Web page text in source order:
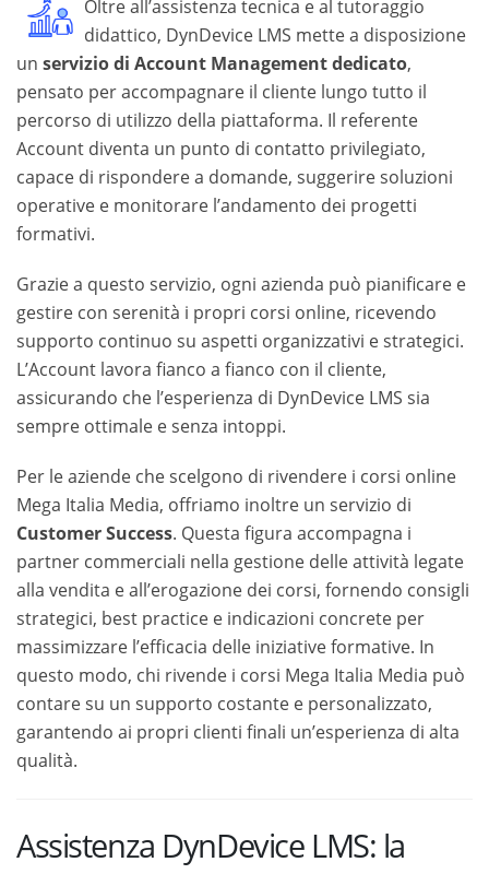
Oltre all’assistenza tecnica e al tutoraggio
didattico, DynDevice LMS mette a disposizione
un servizio di Account Management dedicato,
pensato per accompagnare il cliente lungo tutto il
percorso di utilizzo della piattaforma. Il referente
Account diventa un punto di contatto privilegiato,
capace di rispondere a domande, suggerire soluzioni
operative e monitorare l’andamento dei progetti
formativi.
Grazie a questo servizio, ogni azienda può pianificare e
gestire con serenità i propri corsi online, ricevendo
supporto continuo su aspetti organizzativi e strategici.
L’Account lavora fianco a fianco con il cliente,
assicurando che l’esperienza di DynDevice LMS sia
sempre ottimale e senza intoppi.
Per le aziende che scelgono di rivendere i corsi online
Mega Italia Media, offriamo inoltre un servizio di
Customer Success. Questa figura accompagna i
partner commerciali nella gestione delle attività legate
alla vendita e all’erogazione dei corsi, fornendo consigli
strategici, best practice e indicazioni concrete per
massimizzare l’efficacia delle iniziative formative. In
questo modo, chi rivende i corsi Mega Italia Media può
contare su un supporto costante e personalizzato,
garantendo ai propri clienti finali un’esperienza di alta
qualità.
Assistenza DynDevice LMS: la